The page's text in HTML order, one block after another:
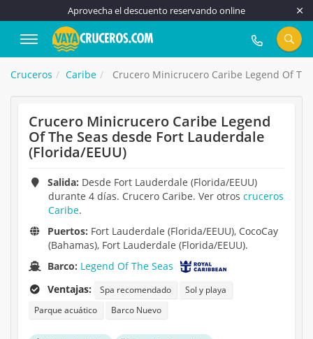
Aprovecha el descuento reservando online
917 815 555
Cruceros Caribe Crucero Minicrucero Caribe Legend Of
Crucero Minicrucero Caribe Legend
Of The Seas desde Fort Lauderdale
(Florida/EEUU)
Salida: Desde Fort Lauderdale (Florida/EEUU)
durante 4 días. Crucero Caribe. Ver otros cruceros
Caribe.
Puertos: Fort Lauderdale (Florida/EEUU), CocoCay
(Bahamas), Fort Lauderdale (Florida/EEUU).
Barco: Legend Of The Seas
Ventajas:
Spa recomendado
Sol y playa
Parque acuático
Barco Nuevo